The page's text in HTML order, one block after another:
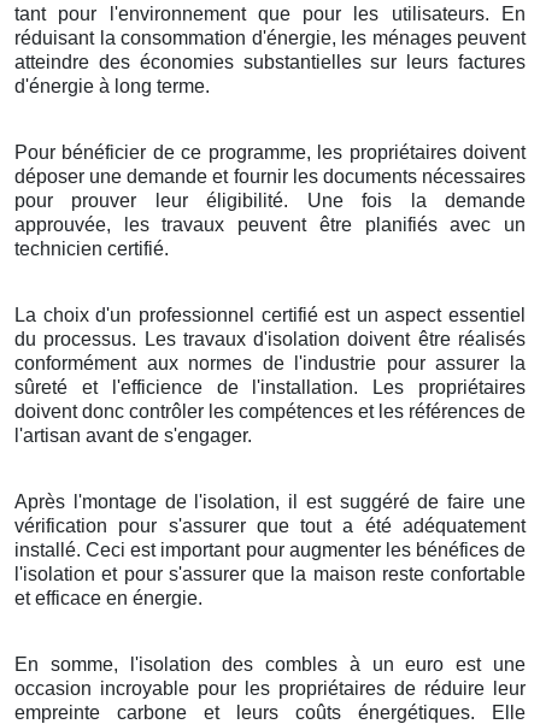
tant pour l'environnement que pour les utilisateurs. En
réduisant la consommation d'énergie, les ménages peuvent
atteindre des économies substantielles sur leurs factures
d'énergie à long terme.
Pour bénéficier de ce programme, les propriétaires doivent
déposer une demande et fournir les documents nécessaires
pour prouver leur éligibilité. Une fois la demande
approuvée, les travaux peuvent être planifiés avec un
technicien certifié.
La choix d'un professionnel certifié est un aspect essentiel
du processus. Les travaux d'isolation doivent être réalisés
conformément aux normes de l'industrie pour assurer la
sûreté et l'efficience de l'installation. Les propriétaires
doivent donc contrôler les compétences et les références de
l'artisan avant de s'engager.
Après l'montage de l'isolation, il est suggéré de faire une
vérification pour s'assurer que tout a été adéquatement
installé. Ceci est important pour augmenter les bénéfices de
l'isolation et pour s'assurer que la maison reste confortable
et efficace en énergie.
En somme, l'isolation des combles à un euro est une
occasion incroyable pour les propriétaires de réduire leur
empreinte carbone et leurs coûts énergétiques. Elle